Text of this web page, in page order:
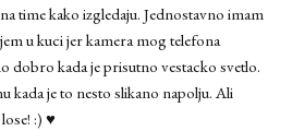
time kako izgledaju. Jednostavno imam
u kuci jer kamera mog telefona
dobro kada je prisutno vestacko svetlo.
kada je to nesto slikano napolju. Ali
:) ♥